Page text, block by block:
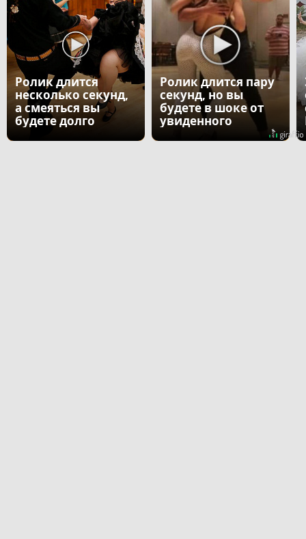
Ролик длится
несколько секунд,
а смеяться вы
будете долго
Ролик длится пару
секунд, но вы
будете в шоке от
увиденного